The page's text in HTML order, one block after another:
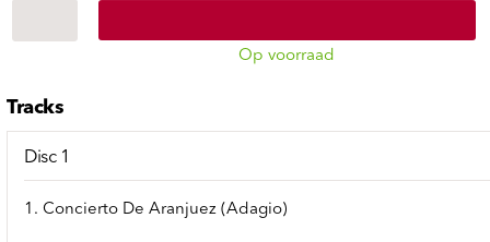
Op voorraad
Tracks
Disc 1
1. Concierto De Aranjuez (Adagio)